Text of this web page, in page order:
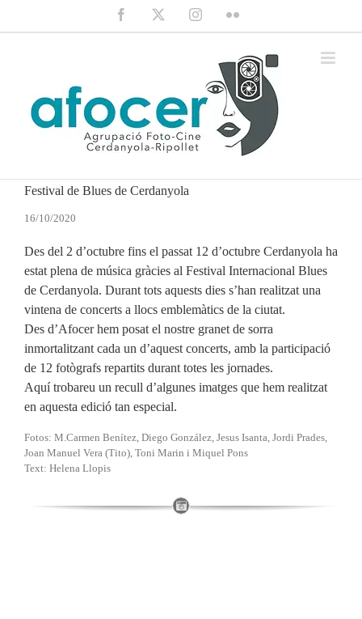
Facebook InstagramFlickr
Festival de Blues de Cerdanyola
16/10/2020
Des del 2 d’octubre fins el passat 12 d’octubre Cerdanyola ha
estat plena de música gràcies al Festival Internacional Blues
de Cerdanyola. Durant tots aquests dies s’han realitzat una
vintena de concerts a llocs emblemàtics de la ciutat.
Des d’Afocer hem posat el nostre granet de sorra
inmortalitzant cada un d’aquest concerts, amb la participació
de 12 fotògrafs repartits durant totes les jornades.
Aquí trobareu un recull d’algunes imatges que hem realitzat
en aquesta edició tan especial.
Fotos: M.Carmen Benítez, Diego González, Jesus Isanta, Jordi Prades,
Joan Manuel Vera (Tito), Toni Marin i Miquel Pons
Text: Helena Llopis